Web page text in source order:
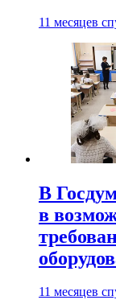
11 месяцев
В
в
11 месяцев